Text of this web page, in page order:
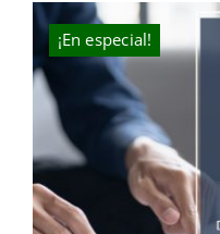
¡En especial!